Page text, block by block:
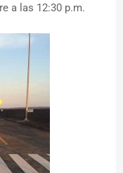
a las 12:30 p.m.